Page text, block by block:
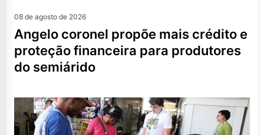
08 de agosto de 2026
angelo coronel propõe mais crédito e
proteção financeira para produtores
do semiárido